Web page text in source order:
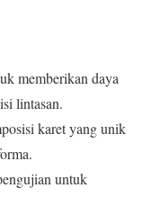
memberikan daya
lintasan.
karet yang unik
untuk